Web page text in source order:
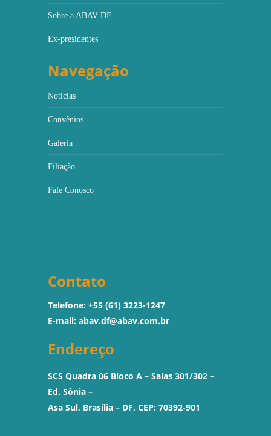
Sobre a ABAV-DF
Ex-presidentes
Navegação
Notícias
Convênios
Galeria
Filiação
Fale Conosco
Contato
Telefone: +55 (61) 3223-1247
E-mail: abav.df@abav.com.br
Endereço
SCS Quadra 06 Bloco A – Salas 301/302 –
Ed. Sônia –
Asa Sul, Brasília – DF, CEP: 70392-901